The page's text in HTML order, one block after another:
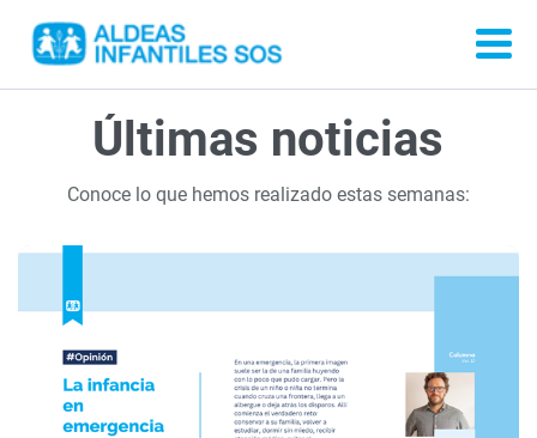
Últimas noticias
Conoce lo que hemos realizado estas semanas: